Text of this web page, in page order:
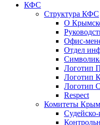
КФС
Структура КФС
О
Офис-
Отдел
Логотип
Логотип
Логотип
Respect
Комитеты